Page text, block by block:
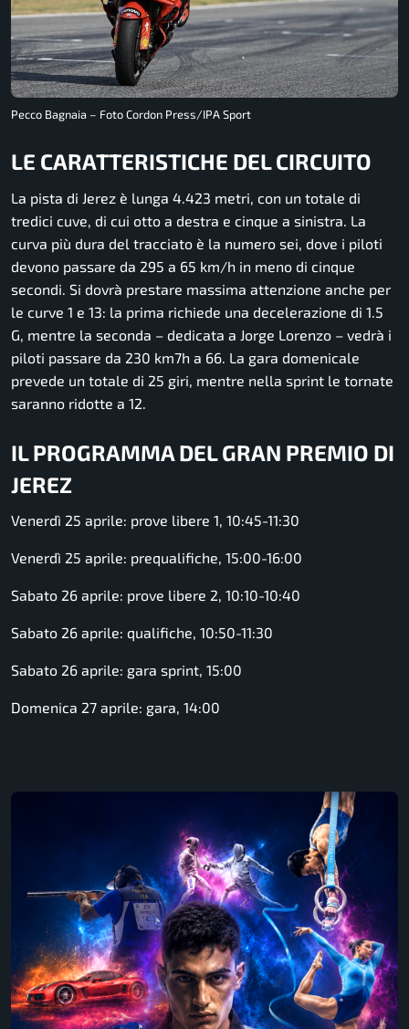
Pecco Bagnaia – Foto Cordon Press/IPA Sport
LE CARATTERISTICHE DEL CIRCUITO
La pista di Jerez è lunga 4.423 metri, con un totale di
tredici cuve, di cui otto a destra e cinque a sinistra. La
curva più dura del tracciato è la numero sei, dove i piloti
devono passare da 295 a 65 km/h in meno di cinque
secondi. Si dovrà prestare massima attenzione anche per
le curve 1 e 13: la prima richiede una decelerazione di 1.5
G, mentre la seconda – dedicata a Jorge Lorenzo – vedrà i
piloti passare da 230 km7h a 66. La gara domenicale
prevede un totale di 25 giri, mentre nella sprint le tornate
saranno ridotte a 12.
IL PROGRAMMA DEL GRAN PREMIO DI
JEREZ
Venerdì 25 aprile: prove libere 1, 10:45-11:30
Venerdì 25 aprile: prequalifiche, 15:00-16:00
Sabato 26 aprile: prove libere 2, 10:10-10:40
Sabato 26 aprile: qualifiche, 10:50-11:30
Sabato 26 aprile: gara sprint, 15:00
Domenica 27 aprile: gara, 14:00